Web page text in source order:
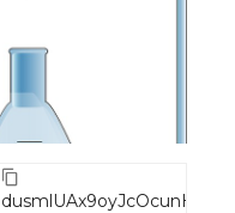
dusmlUAx9oyJcOcunH7U